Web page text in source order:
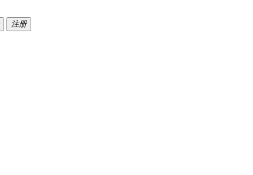
注册